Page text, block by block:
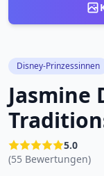
Disney-Prinzessinnen
Jasmine
5.0
(55 Bewertungen)